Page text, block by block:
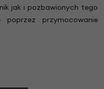
jak i pozbawionych tego
przymocowanie